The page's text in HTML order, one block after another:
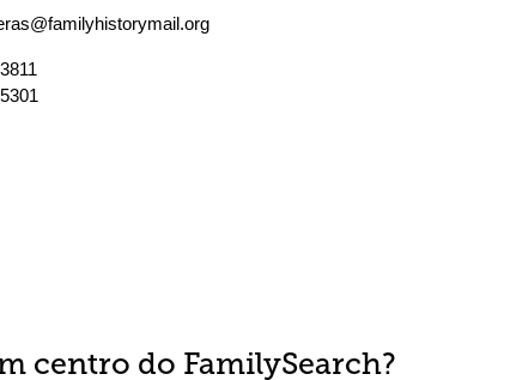
centro do FamilySearch?